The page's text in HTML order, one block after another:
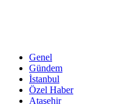
Genel
Gündem
İstanbul
Özel Haber
Ataşehir